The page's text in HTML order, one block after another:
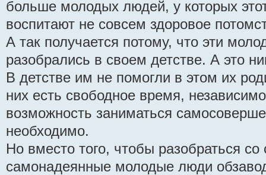
больше молодых людей, у которых
воспитают не совсем здоровое
А так получается потому, что эти
разобрались в своем детстве. А это
В детстве им не помогли в этом их
них есть свободное время,
возможность заниматься
необходимо.
Но вместо того, чтобы разобраться
самонадеянные молодые люди